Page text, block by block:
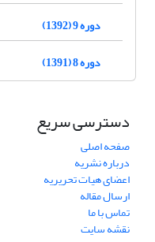
دوره 9 (1392)
دوره 8 (1391)
دسترسی سریع
صفحه اصلی
درباره نشریه
اعضای هیات تحریریه
ارسال مقاله
تماس با ما
نقشه سایت